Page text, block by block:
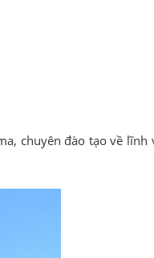
chuyên đào tạo về